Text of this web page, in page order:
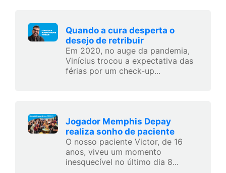
Quando a cura desperta o
desejo de retribuir
Em 2020, no auge da pandemia,
Vinícius trocou a expectativa das
férias por um check-up...
Jogador Memphis Depay
realiza sonho de paciente
O nosso paciente Victor, de 16
anos, viveu um momento
inesquecível no último dia 8...